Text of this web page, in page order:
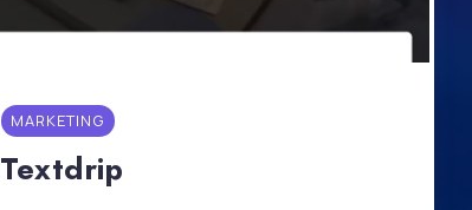
MARKETING
Textdrip